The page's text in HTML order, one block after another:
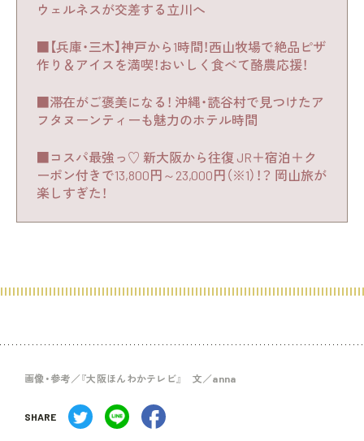
ウェルネスが交差する立川へ
■【兵庫・三木】神戸から1時間！西山牧場で絶品ピザ
作り＆アイスを満喫！おいしく食べて酪農応援！
■滞在がご褒美になる！ 沖縄・読谷村で見つけたア
フタヌーンティーも魅力のホテル時間
■コスパ最強っ♡ 新大阪から往復 JR＋宿泊＋ク
ーポン付きで13,800円～23,000円（※1）！？ 岡山旅が
楽しすぎた！
画像・参考／『大阪ほんわかテレビ』 文／anna
SHARE